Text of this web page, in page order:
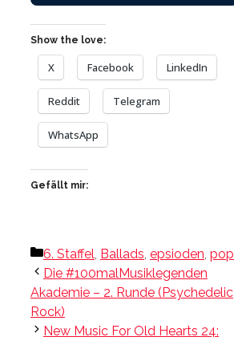
Show the love:
X Facebook LinkedIn
Reddit Telegram
WhatsApp
Gefällt mir:
Kategorien
6. Staffel, Ballads, epsioden, pop
Die #100malMusiklegenden
Akademie – 2. Runde (Psychedelic
Rock)
New Music For Old Hearts 24: